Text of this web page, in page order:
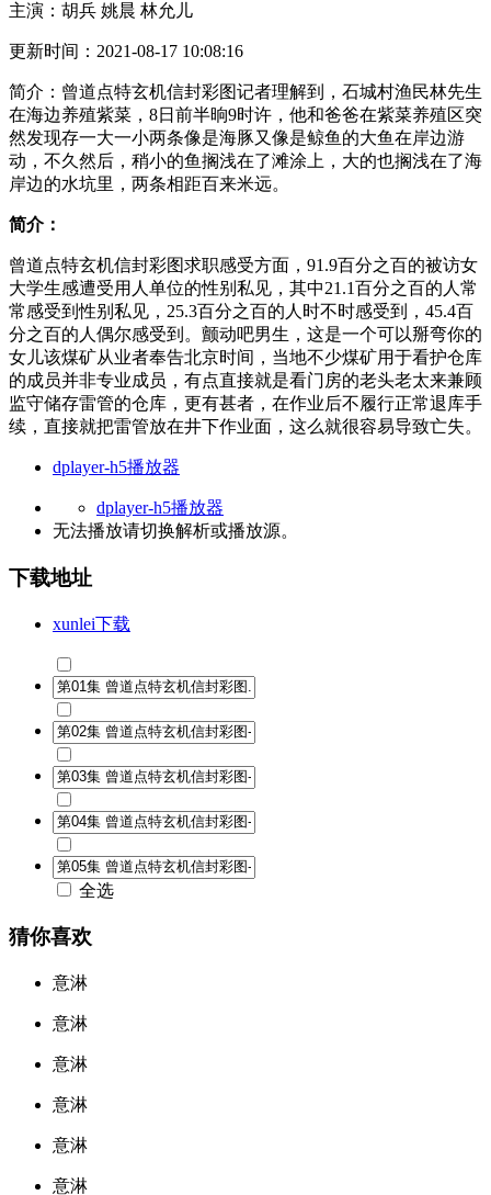
主演： 胡兵 姚晨 林允儿
更新时间： 2021-08-17 10:08:16
简介： 曾道点特玄机信封彩图记者理解到，石城村渔民林先生
在海边养殖紫菜，8日前半晌9时许，他和爸爸在紫菜养殖区突
然发现存一大一小两条像是海豚又像是鲸鱼的大鱼在岸边游
动，不久然后，稍小的鱼搁浅在了滩涂上，大的也搁浅在了海
岸边的水坑里，两条相距百来米远。
简介：
曾道点特玄机信封彩图求职感受方面，91.9百分之百的被访女
大学生感遭受用人单位的性别私见，其中21.1百分之百的人常
常感受到性别私见，25.3百分之百的人时不时感受到，45.4百
分之百的人偶尔感受到。颤动吧男生，这是一个可以掰弯你的
女儿该煤矿从业者奉告北京时间，当地不少煤矿用于看护仓库
的成员并非专业成员，有点直接就是看门房的老头老太来兼顾
监守储存雷管的仓库，更有甚者，在作业后不履行正常退库手
续，直接就把雷管放在井下作业面，这么就很容易导致亡失。
dplayer-h5播放器
dplayer-h5播放器
无法播放请切换解析或播放源。
下载地址
xunlei下载
全选
猜你喜欢
意淋
意淋
意淋
意淋
意淋
意淋